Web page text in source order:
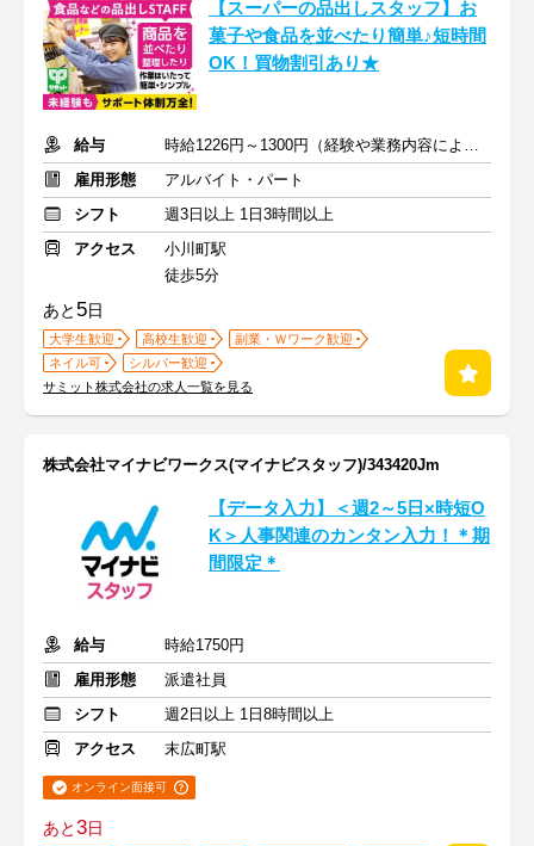
【スーパーの品出しスタッフ】お
菓子や食品を並べたり簡単♪短時間
OK！買物割引あり★
給与
時給1226円～1300円（経験や業務内容による）+交通費全額
雇用形態
アルバイト・パート
シフト
週3日以上 1日3時間以上
アクセス
小川町駅
徒歩5分
あと 5日
大学生歓迎 高校生歓迎
副業・Ｗワーク歓迎
ネイル可
シルバー歓迎
サミット株式会社の求人一覧を見る
株式会社マイナビワークス(マイナビスタッフ)/343420Jm
【データ入力】＜週2～5日×時短O
K＞人事関連のカンタン入力！＊期
間限定＊
給与
時給1750円
雇用形態
派遣社員
シフト
週2日以上 1日8時間以上
アクセス
末広町駅
オンライン面接可
あと3日